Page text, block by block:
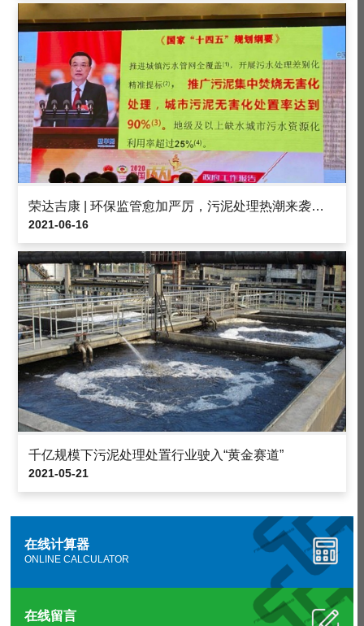
荣达吉康 | 环保监管愈加严厉，污泥处理热潮来袭……
2021-06-16
千亿规模下污泥处理处置行业驶入“黄金赛道”
2021-05-21
在线计算器
ONLINE CALCULATOR
在线留言